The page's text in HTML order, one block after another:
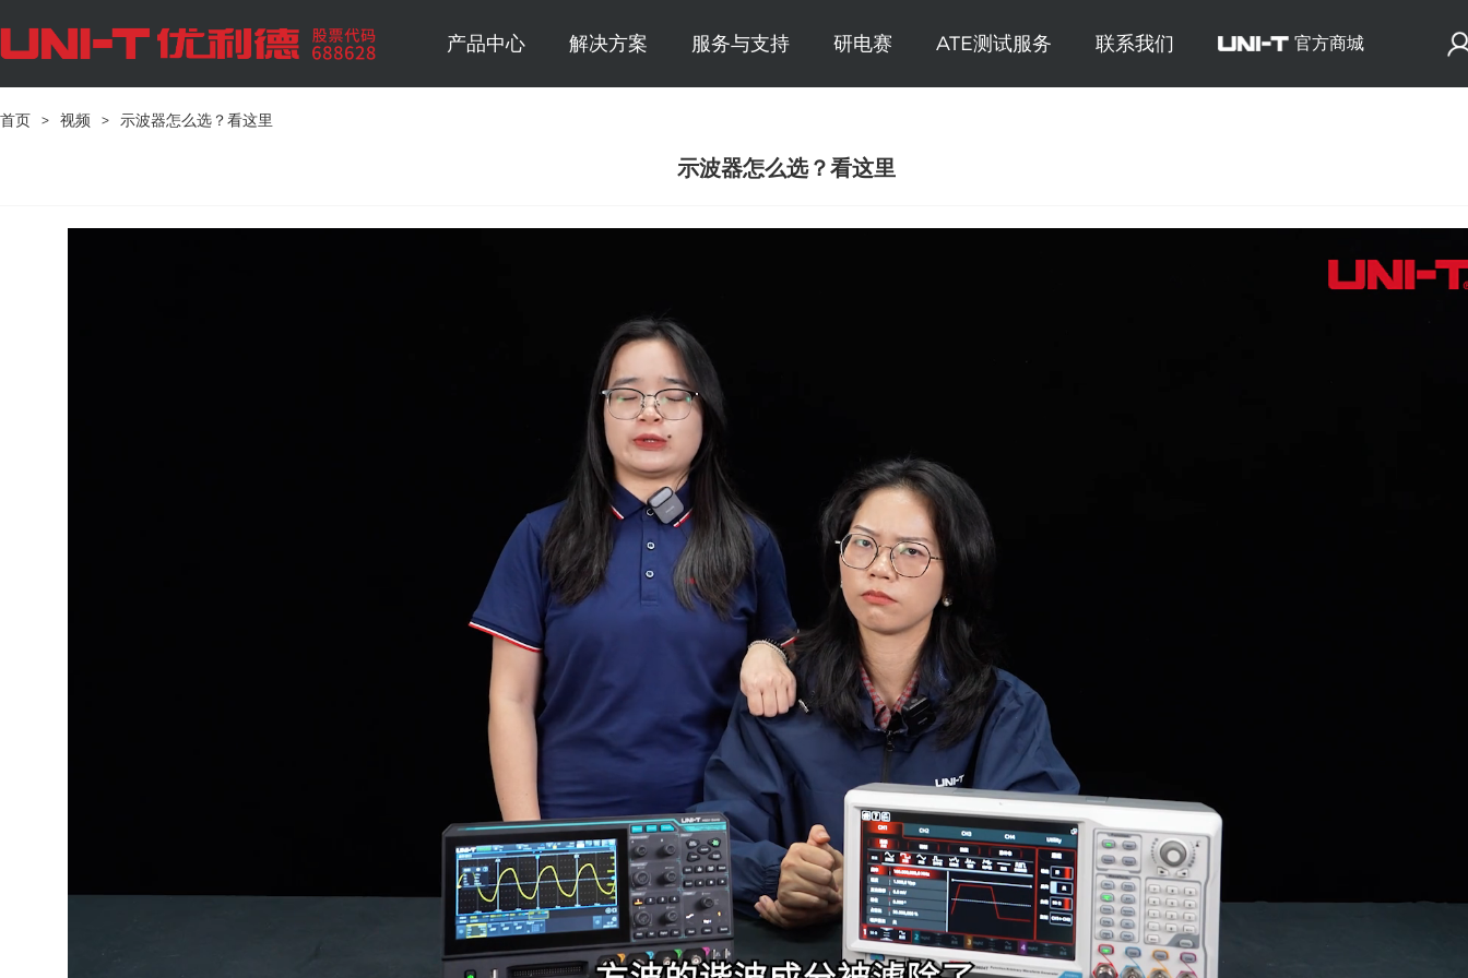
产品中心 解决方案 服务与支持 研电赛 ATE测试服务 联系我们 官方商城
首页 > 视频 > 示波器怎么选？看这里
示波器怎么选？看这里